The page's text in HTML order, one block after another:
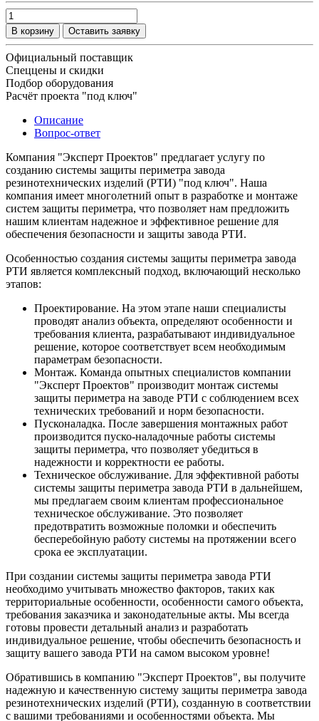
В корзину Оставить заявку
Официальный поставщик
Спеццены и скидки
Подбор оборудования
Расчёт проекта "под ключ"
Описание
Вопрос-ответ
Компания "Эксперт Проектов" предлагает услугу по
созданию системы защиты периметра завода
резинотехнических изделий (РТИ) "под ключ". Наша
компания имеет многолетний опыт в разработке и монтаже
систем защиты периметра, что позволяет нам предложить
нашим клиентам надежное и эффективное решение для
обеспечения безопасности и защиты завода РТИ.
Особенностью создания системы защиты периметра завода
РТИ является комплексный подход, включающий несколько
этапов:
Проектирование. На этом этапе наши специалисты
проводят анализ объекта, определяют особенности и
требования клиента, разрабатывают индивидуальное
решение, которое соответствует всем необходимым
параметрам безопасности.
Монтаж. Команда опытных специалистов компании
"Эксперт Проектов" производит монтаж системы
защиты периметра на заводе РТИ с соблюдением всех
технических требований и норм безопасности.
Пусконаладка. После завершения монтажных работ
производится пуско-наладочные работы системы
защиты периметра, что позволяет убедиться в
надежности и корректности ее работы.
Техническое обслуживание. Для эффективной работы
системы защиты периметра завода РТИ в дальнейшем,
мы предлагаем своим клиентам профессиональное
техническое обслуживание. Это позволяет
предотвратить возможные поломки и обеспечить
бесперебойную работу системы на протяжении всего
срока ее эксплуатации.
При создании системы защиты периметра завода РТИ
необходимо учитывать множество факторов, таких как
территориальные особенности, особенности самого объекта,
требования заказчика и законодательные акты. Мы всегда
готовы провести детальный анализ и разработать
индивидуальное решение, чтобы обеспечить безопасность и
защиту вашего завода РТИ на самом высоком уровне!
Обратившись в компанию "Эксперт Проектов", вы получите
надежную и качественную систему защиты периметра завода
резинотехнических изделий (РТИ), созданную в соответствии
с вашими требованиями и особенностями объекта. Мы